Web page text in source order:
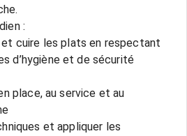
:
et cuire les plats en respectant
d’hygiène et de sécurité
place, au service et au
et appliquer les